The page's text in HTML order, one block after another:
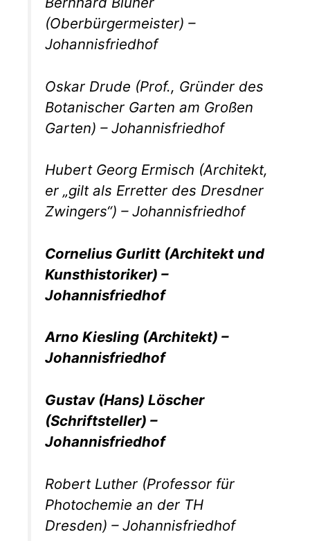
(Oberbürgermeister) –
Johannisfriedhof
Oskar Drude (Prof., Gründer des
Botanischer Garten am Großen
Garten) – Johannisfriedhof
Hubert Georg Ermisch (Architekt,
er „gilt als Erretter des Dresdner
Zwingers“) – Johannisfriedhof
Cornelius Gurlitt (Architekt und
Kunsthistoriker) –
Johannisfriedhof
Arno Kiesling (Architekt) –
Johannisfriedhof
Gustav (Hans) Löscher
(Schriftsteller) –
Johannisfriedhof
Robert Luther (Professor für
Photochemie an der TH
Dresden) – Johannisfriedhof